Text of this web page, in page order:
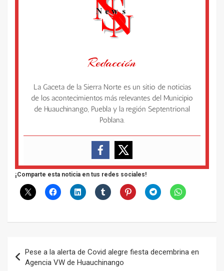
Redacción
La Gaceta de la Sierra Norte es un sitio de noticias
de los acontecimientos más relevantes del Municipio
de Huauchinango, Puebla y la región Septentrional
Poblana.
¡Comparte esta noticia en tus redes sociales!
de
Pese a la alerta de Covid alegre fiesta decembrina en
Agencia VW de Huauchinango